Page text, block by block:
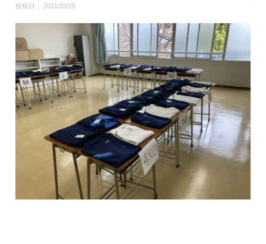
キャリア科
キャリア科の紹介
キャリア科の学び
幅広い学び
投稿日： 2021/03/25